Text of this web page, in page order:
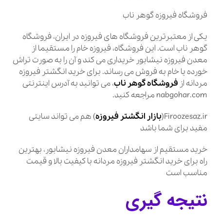
فروشگاه فیروزه گوهر ناب
یکی از معتبرترین فروشگاه های فیروزه در ایران، فروشگاه
گوهر ناب است. این فروشگاه، فیروزه خام را مستقیما از
معدن فیروزه نیشابور خریداری می کند و آن را به صورت تراش
خورده یا خام به فروش می رساند. برای خرید انگشتر فیروزه
مردانه از فروشگاه گوهر ناب، می توانید به آدرس اینترنتی
nabgohar.com مراجعه کنید.
Firoozesaz.ir( بازار انگشتر فیروزه) هم می تواند سایتی
مفید برای شما باشد
خرید مستقیم از سهامداران معدن فیروزه نیشابور، بهترین
راه برای خرید انگشتر فیروزه مردانه با کیفیت بالا و قیمت
مناسب است
نتیجه گیری